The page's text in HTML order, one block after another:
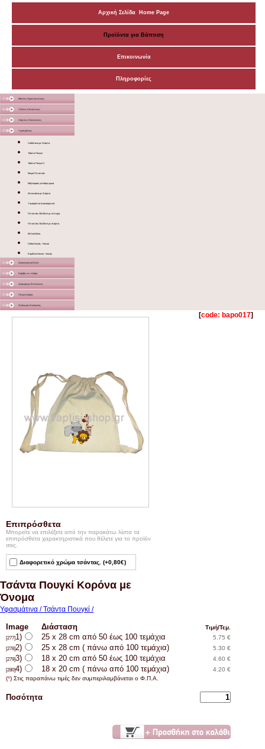
Αρχική Σελίδα Home Page
Προϊόντα για Βάπτιση
Επικοινωνία
Πληροφορίες
Μάσκες Προστατευτικές
Ξύλινες Κατασκευές
Χάρτινες Κατασκευές
Υφασμάτινα
Λαδόπανα με Στάμπα
Τσάντα Πουγκί
Τσάντα Πουγκί 2
Μικρό Πετσετάκι
Μαξιλαράκι για Μαρτυρικά
Ζιπουνάκια με Στάμπα
Υφασμάτινα Διακοσμητικά
Πετσετάκι 30x30cm με κέντημα
Πετσετάκι 30x30cm με στάμπα
Μπλουζάκια
Ποδιά Νονάς - Νονού
Κορδέλα Νονού - Νονάς
Διακοσμητικά Σταντ
Καμβάς σε τελάρο
Διάφορα με Εκτύπωση
Γλειφιτζούρια
Στολισμός Εκκλησίας
[code: bapo017]
Επιπρόσθετα
Μπορείτε να επιλέξετε από την παρακάτω λίστα τα
επιπρόσθετα χαρακτηριστικά που θέλετε για το προϊόν
σας.
Διαφορετικό χρώμα τσάντας. (+0,80€)
Τσάντα Πουγκί Κορόνα με
Όνομα
Υφασμάτινα / Τσάντα Πουγκί /
Image Διάσταση Τιμή/Τεμ.
[277] 1) 25 x 28 cm από 50 έως 100 τεμάχια 5.75 €
[278]2) 25 x 28 cm ( πάνω από 100 τεμάχια) 5.30 €
[279]3) 18 x 20 cm από 50 έως 100 τεμάχια 4.60 €
[280]4) 18 x 20 cm ( πάνω από 100 τεμάχια)
4.20 €
(*) Στις παραπάνω τιμές δεν συμπεριλαμβάνεται ο Φ.Π.Α.
Ποσότητα